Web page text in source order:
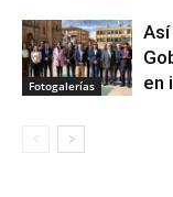
Fotogalerías
en